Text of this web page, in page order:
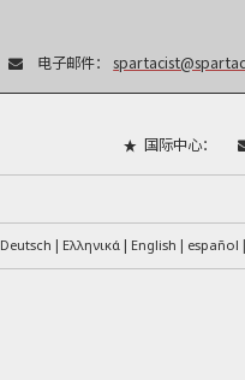
电子邮件：
国际中心：
Deutsch Ελληνικά English español